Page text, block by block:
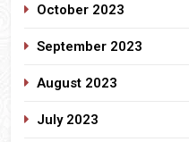
October 2023
September 2023
August 2023
July 2023